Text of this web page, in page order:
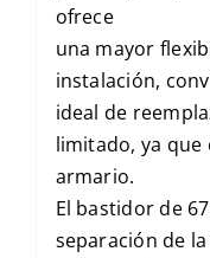
ofrece
una mayor
instalación,
ideal de
limitado, ya
armario.
El bastidor de
separación de